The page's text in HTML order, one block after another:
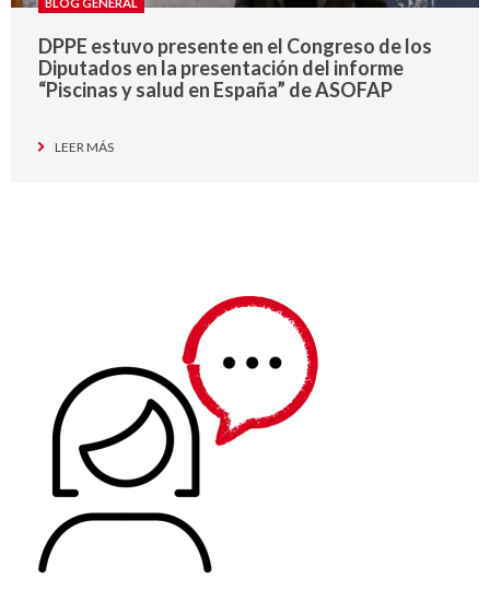
BLOG GENERAL
DPPE estuvo presente en el Congreso de los
Diputados en la presentación del informe
“Piscinas y salud en España” de ASOFAP
LEER MÁS